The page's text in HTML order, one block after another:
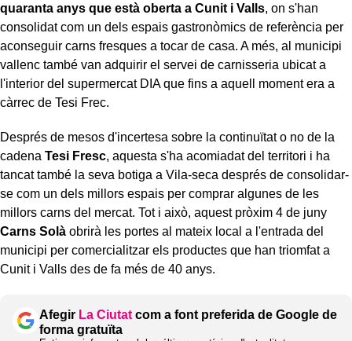
quaranta anys que està oberta a Cunit i Valls, on s'han
consolidat com un dels espais gastronòmics de referència per
aconseguir carns fresques a tocar de casa. A més, al municipi
vallenc també van adquirir el servei de carnisseria ubicat a
l'interior del supermercat DIA que fins a aquell moment era a
càrrec de Tesi Frec.
Després de mesos d'incertesa sobre la continuïtat o no de la
cadena Tesi Fresc, aquesta s'ha acomiadat del territori i ha
tancat també la seva botiga a Vila-seca després de consolidar-
se com un dels millors espais per comprar algunes de les
millors carns del mercat. Tot i això, aquest pròxim 4 de juny
Carns Solà obrirà les portes al mateix local a l'entrada del
municipi per comercialitzar els productes que han triomfat a
Cunit i Valls des de fa més de 40 anys.
Afegir La Ciutat com a font preferida de Google de
forma gratuïta